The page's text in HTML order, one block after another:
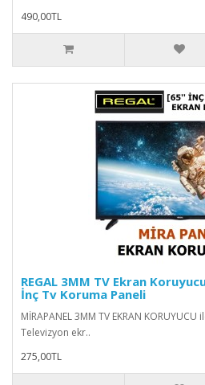
490,00TL
REGAL 3MM TV Ekran
İnç Tv Koruma Paneli
MİRAPANEL 3MM TV EKRAN
Televizyon ekr..
275,00TL